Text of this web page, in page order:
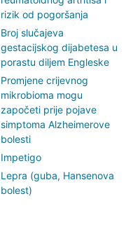
rizik od pogoršanja
Broj slučajeva
gestacijskog dijabetesa u
porastu diljem Engleske
Promjene crijevnog
mikrobioma mogu
započeti prije pojave
simptoma Alzheimerove
bolesti
Impetigo
Lepra (guba, Hansenova
bolest)